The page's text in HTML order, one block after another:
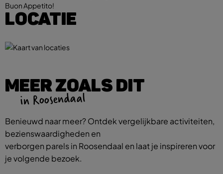
Buon Appetito!
LOCATIE
MEER ZOALS DIT
in Roosendaal
Benieuwd naar meer? Ontdek vergelijkbare activiteiten,
bezienswaardigheden en
verborgen parels in Roosendaal en laat je inspireren voor
je volgende bezoek.